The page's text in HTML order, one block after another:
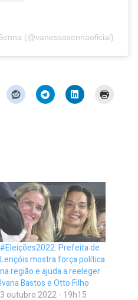
(@vanessasennaoficial)
#Eleições2022: Prefeita de
Lençóis mostra força política
na região e ajuda a reeleger
Ivana Bastos e Otto Filho
3 outubro 2022 - 19h15